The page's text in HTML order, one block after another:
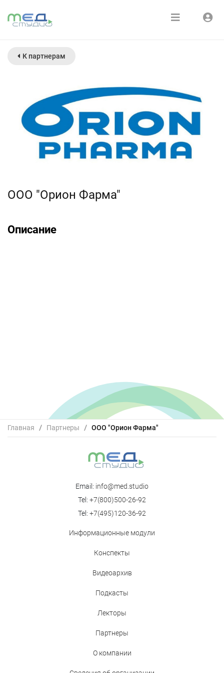
Медиатека
О нас
К партнерам
OOO "Орион Фарма"
Описание
Главная / Партнеры / OOO "Орион Фарма"
Email: info@med.studio
Tel: +7(800)500-26-92
Tel: +7(495)120-36-92
Информационные модули
Конспекты
Видеоархив
Подкасты
Лекторы
Партнеры
О компании